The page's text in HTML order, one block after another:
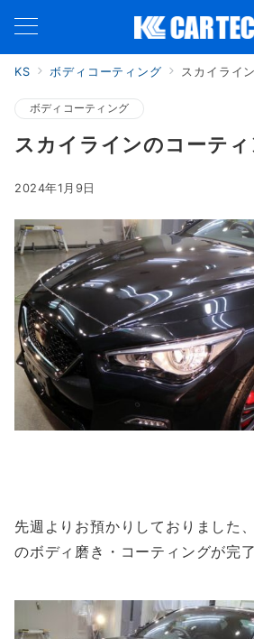
KS ボディコーティング スカイライ
ボディコーティング
スカイラインのコーテ
2024年1月9日
先週よりお預かりしておりました
のボディ磨き・コーティングが完了